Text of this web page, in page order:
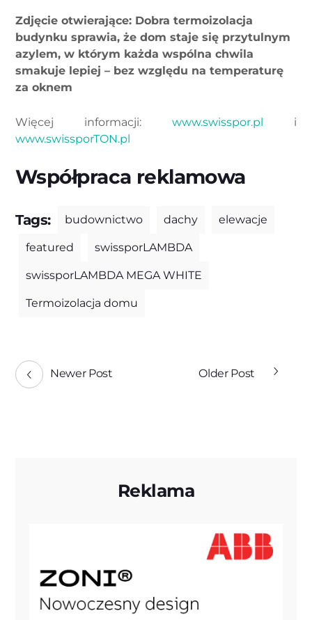
Zdjęcie otwierające: Dobra termoizolacja
budynku sprawia, że dom staje się przytulnym
azylem, w którym każda wspólna chwila
smakuje lepiej – bez względu na temperaturę
za oknem
Więcej informacji: www.swisspor.pl i
www.swissporTON.pl
Współpraca reklamowa
Tags: budownictwo dachy elewacje
featured swissporLAMBDA
swissporLAMBDA MEGA WHITE
Termoizolacja domu
Newer Post Older Post
Reklama